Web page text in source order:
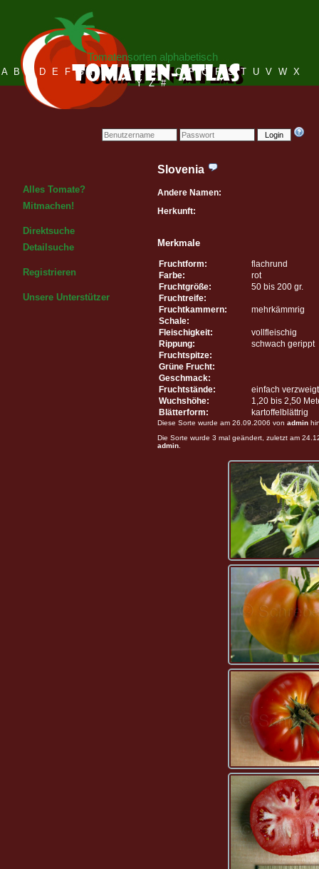
Login
Tomatensorten alphabetisch
A B C D E F G H I J K L M N O P Q R S T U V W X
Y Z #
Alles Tomate?
Mitmachen!
Direktsuche
Detailsuche
Registrieren
Unsere Unterstützer
Slovenia
Andere Namen:
Herkunft:
Merkmale
Fruchtform:
flachrund
Farbe:
rot
Fruchtgröße:
50 bis 200 gr.
Fruchtreife:
Fruchtkammern:
mehrkämmrig
Schale:
Fleischigkeit:
vollfleischig
Rippung:
schwach gerippt
Fruchtspitze:
Grüne Frucht:
Geschmack:
Fruchtstände:
einfach verzweigt
Wuchshöhe:
1,20 bis 2,50
Blätterform:
kartoffelblättrig
Diese Sorte wurde am 26.09.2006 von admin
Die Sorte wurde 3 mal geändert, zuletzt am
admin